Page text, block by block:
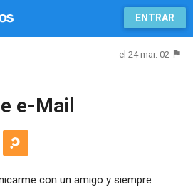
ENTRAR
el 24 mar. 02
e-Mail
con un amigo y siempre